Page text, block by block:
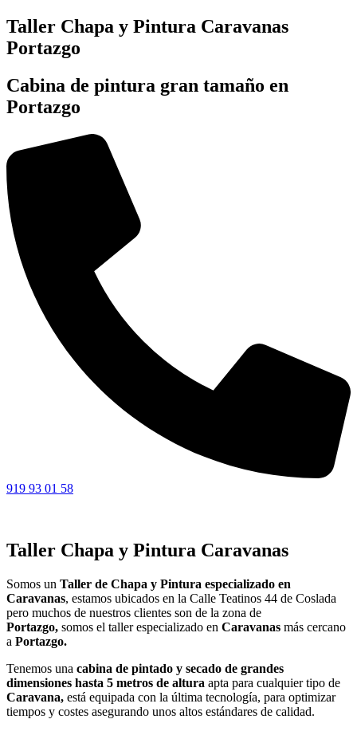
Taller Chapa y Pintura Caravanas
Portazgo
Cabina de pintura gran tamaño en
Portazgo
919 93 01 58
Taller Chapa y Pintura Caravanas
Somos un Taller de Chapa y Pintura especializado en
Caravanas, estamos ubicados en la Calle Teatinos 44 de Coslada
pero muchos de nuestros clientes son de la zona de
Portazgo, somos el taller especializado en Caravanas más cercano
a Portazgo.
Tenemos una cabina de pintado y secado de grandes
dimensiones hasta 5 metros de altura apta para cualquier tipo de
Caravana, está equipada con la última tecnología, para optimizar
tiempos y costes asegurando unos altos estándares de calidad.